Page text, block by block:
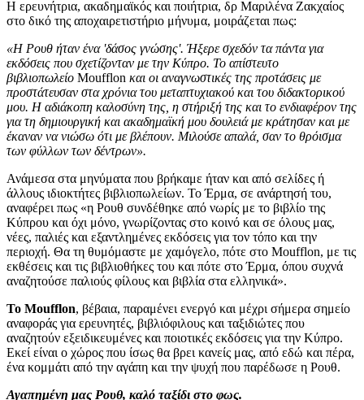
Η ερευνήτρια, ακαδημαϊκός και ποιήτρια, δρ Μαριλένα Ζακχαίος
στο δικό της αποχαιρετιστήριο μήνυμα, μοιράζεται πως:
«Η Ρουθ ήταν ένα 'δάσος γνώσης'. Ήξερε σχεδόν τα πάντα για
εκδόσεις που σχετίζονταν με την Κύπρο. Το απίστευτο
βιβλιοπωλείο Moufflon και οι αναγνωστικές της προτάσεις με
προστάτευσαν στα χρόνια του μεταπτυχιακού και του διδακτορικού
μου. Η αδιάκοπη καλοσύνη της, η στήριξή της και το ενδιαφέρον της
για τη δημιουργική και ακαδημαϊκή μου δουλειά με κράτησαν και με
έκαναν να νιώσω ότι με βλέπουν. Μιλούσε απαλά, σαν το θρόισμα
των φύλλων των δέντρων».
Ανάμεσα στα μηνύματα που βρήκαμε ήταν και από σελίδες ή
άλλους ιδιοκτήτες βιβλιοπωλείων. Το Έρμα, σε ανάρτησή του,
αναφέρει πως «η Ρουθ συνδέθηκε από νωρίς με το βιβλίο της
Κύπρου και όχι μόνο, γνωρίζοντας στο κοινό και σε όλους μας,
νέες, παλιές και εξαντλημένες εκδόσεις για τον τόπο και την
περιοχή. Θα τη θυμόμαστε με χαμόγελο, πότε στο Moufflon, με τις
εκθέσεις και τις βιβλιοθήκες του και πότε στο Έρμα, όπου συχνά
αναζητούσε παλιούς φίλους και βιβλία στα ελληνικά».
Το Moufflon, βέβαια, παραμένει ενεργό και μέχρι σήμερα σημείο
αναφοράς για ερευνητές, βιβλιόφιλους και ταξιδιώτες που
αναζητούν εξειδικευμένες και ποιοτικές εκδόσεις για την Κύπρο.
Εκεί είναι ο χώρος που ίσως θα βρει κανείς μας, από εδώ και πέρα,
ένα κομμάτι από την αγάπη και την ψυχή που παρέδωσε η Ρουθ.
Αγαπημένη μας Ρουθ, καλό ταξίδι στο φως.